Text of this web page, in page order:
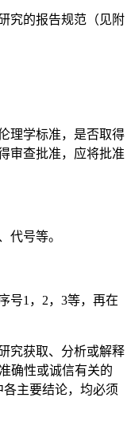
究的报告规范（见附
理学标准，是否取得
审查批准，应将批准
代号等。
号1，2，3等，再在
究获取、分析或解释
确性或诚信有关的
主要结论，均必须